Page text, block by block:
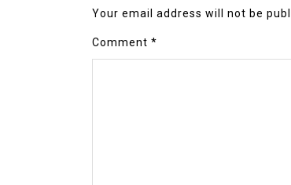
Your email address will not be
Comment *